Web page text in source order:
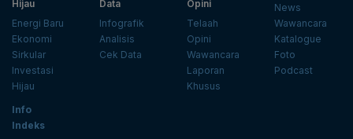
Hijau
Energi Baru
Ekonomi
Sirkular
Investasi
Hijau
Data
Infografik
Analisis
Cek Data
Opini
Telaah
Opini
Wawancara
Laporan
Khusus
News
Wawancara
Katalogue
Foto
Podcast
Info
Indeks